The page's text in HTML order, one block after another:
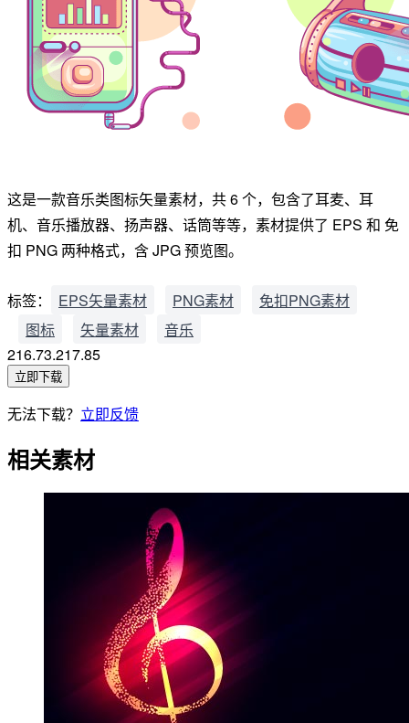
这是一款音乐类图标矢量素材，共 6 个，包含了耳麦、耳
机、音乐播放器、扬声器、话筒等等，素材提供了 EPS 和 免
扣 PNG 两种格式，含 JPG 预览图。
标签： EPS矢量素材 PNG素材
免扣PNG素材
图标
矢量素材
音乐
216.73.217.85
立即下载
无法下载？ 立即反馈
相关素材